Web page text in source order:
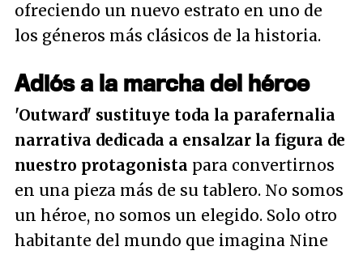
ofreciendo un nuevo estrato en uno de
los géneros más clásicos de la historia.
Adiós a la marcha del héroe
'Outward' sustituye toda la parafernalia
narrativa dedicada a ensalzar la figura de
nuestro protagonista para convertirnos
en una pieza más de su tablero. No somos
un héroe, no somos un elegido. Solo otro
habitante del mundo que imagina Nine